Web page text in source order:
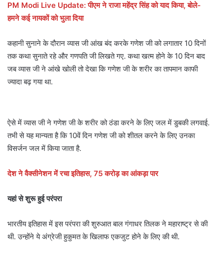
PM Modi Live Update: पीएम ने राजा महेंद्र सिंह को याद किया, बोले-
हमने कई नायकों को भुला दिया
कहानी सुनाने के दौरान व्यास जी आंख बंद करके गणेश जी को लगातार 10 दिनों
तक कथा सुनाते रहे और गणपति जी लिखते गए. कथा खत्म होने के 10 दिन बाद
जब व्यास जी ने आंखे खोली तो देखा कि गणेश जी के शरीर का तापमान काफी
ज्यादा बढ़ गया था.
ऐसे में व्यास जी ने गणेश जी के शरीर को ठंडा करने के लिए जल में डुबकी लगवाई.
तभी से यह मान्‍यता है कि 10वें दिन गणेश जी को शीतल करने के लिए उनका
विसर्जन जल में किया जाता है.
देश ने वैक्सीनेशन में रचा इतिहास, 75 करोड़ का आंकड़ा पार
यहां से शुरू हुई परंपरा
भारतीय इतिहास में इस परंपरा की शुरुआत बाल गंगाधर तिलक ने महाराष्ट्र से की
थी. उन्होंने ये अंग्रेजी हुकुमत के खिलाफ एकजुट होने के लिए की थी.